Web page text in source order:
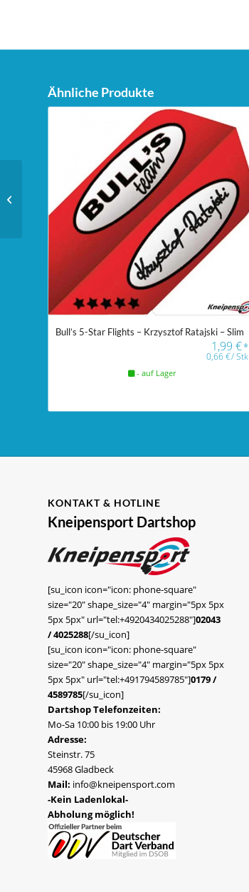
Ähnliche Produkte
Bull’s 5-Star Flights – Krzysztof Ratajski – Slim
1,99€*
0,66€/Stk
- auf Lager
KONTAKT & HOTLINE
Kneipensport Dartshop
[su_icon icon="icon: phone-square"
size="20" shape_size="4" margin="5px 5px
5px 5px" url="tel:+4920434025288"]02043
/ 4025288[/su_icon]
[su_icon icon="icon: phone-square"
size="20" shape_size="4" margin="5px 5px
5px 5px" url="tel:+491794589785"]0179 /
4589785[/su_icon]
Dartshop Telefonzeiten:
Mo-Sa 10:00 bis 19:00 Uhr
Adresse:
Steinstr. 75
45968 Gladbeck
Mail: info@kneipensport.com
-Kein Ladenlokal-
Abholung möglich!
Unicorn Dartstand Tri-